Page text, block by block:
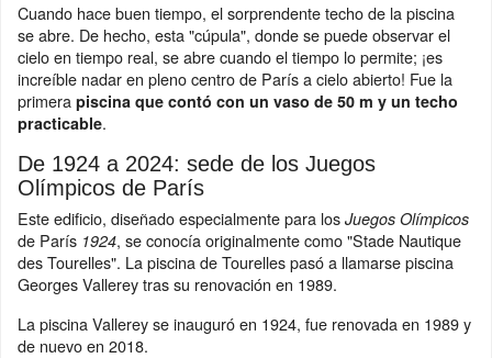
Cuando hace buen tiempo, el sorprendente techo de la piscina
se abre. De hecho, esta "cúpula", donde se puede observar el
cielo en tiempo real, se abre cuando el tiempo lo permite; ¡es
increíble nadar en pleno centro de París a cielo abierto! Fue la
primera piscina que contó con un vaso de 50 m y un techo
practicable.
De 1924 a 2024: sede de los Juegos
Olímpicos de París
Este edificio, diseñado especialmente para los Juegos Olímpicos
de París 1924, se conocía originalmente como "Stade Nautique
des Tourelles". La piscina de Tourelles pasó a llamarse piscina
Georges Vallerey tras su renovación en 1989.
La piscina Vallerey se inauguró en 1924, fue renovada en 1989 y
de nuevo en 2018.